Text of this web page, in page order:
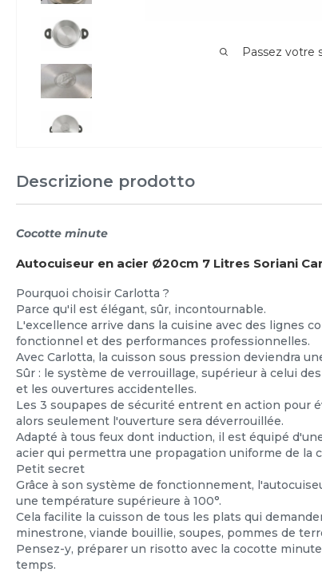
Passez votre
Descrizione prodotto
Cocotte minute
Autocuiseur en acier Ø20cm 7 Litres Soriani
Pourquoi choisir Carlotta ?
Parce qu'il est élégant, sûr, incontournable.
L'excellence arrive dans la cuisine avec des lignes
fonctionnel et des performances professionnelles.
Avec Carlotta, la cuisson sous pression deviendra
Sûr : le système de verrouillage, supérieur à celui
et les ouvertures accidentelles.
Les 3 soupapes de sécurité entrent en action pour
alors seulement l'ouverture sera déverrouillée.
Adapté à tous feux dont induction, il est équipé
acier qui permettra une propagation uniforme de la
Petit secret
Grâce à son système de fonctionnement,
une température supérieure à 100°.
Cela facilite la cuisson de tous les plats qui
minestrone, viande bouillie, soupes, pommes de
Pensez-y, préparer un risotto avec la cocotte
temps.